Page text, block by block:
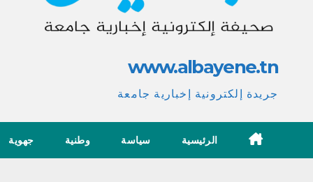
www.albayene.tn
جريدة إلكترونية إخبارية جامعة
الرئيسية سياسة وطنية جهوية